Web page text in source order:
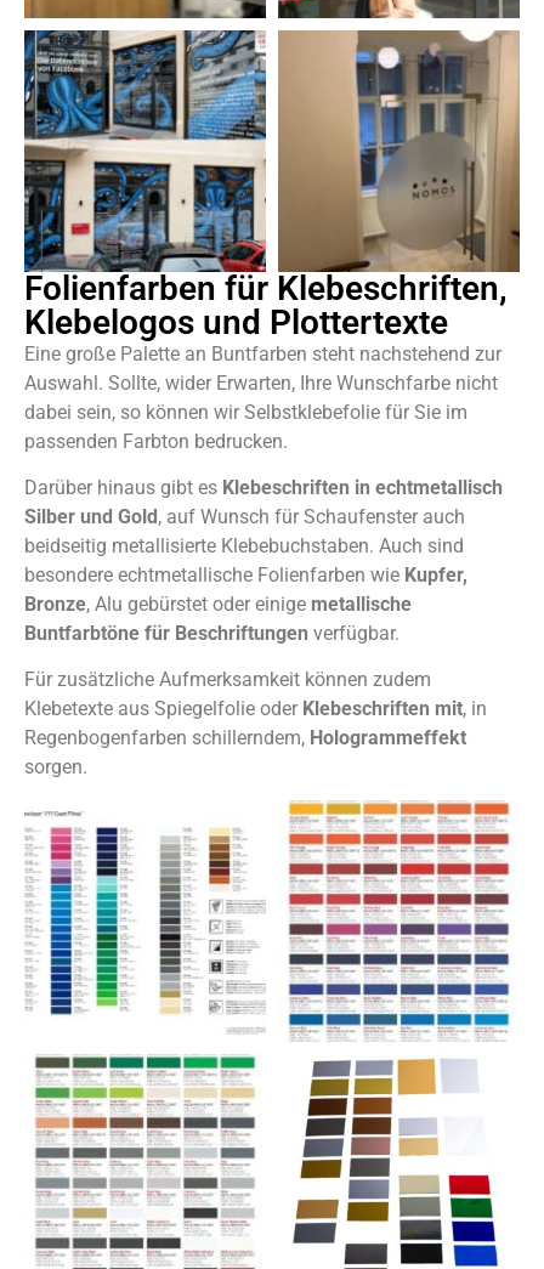
Folienfarben für Klebeschriften,
Klebelogos und Plottertexte
Eine große Palette an Buntfarben steht nachstehend zur
Auswahl. Sollte, wider Erwarten, Ihre Wunschfarbe nicht
dabei sein, so können wir Selbstklebefolie für Sie im
passenden Farbton bedrucken.
Darüber hinaus gibt es Klebeschriften in echtmetallisch
Silber und Gold, auf Wunsch für Schaufenster auch
beidseitig metallisierte Klebebuchstaben. Auch sind
besondere echtmetallische Folienfarben wie Kupfer,
Bronze, Alu gebürstet oder einige metallische
Buntfarbtöne für Beschriftungen verfügbar.
Für zusätzliche Aufmerksamkeit können zudem
Klebetexte aus Spiegelfolie oder Klebeschriften mit, in
Regenbogenfarben schillerndem, Hologrammeffekt
sorgen.